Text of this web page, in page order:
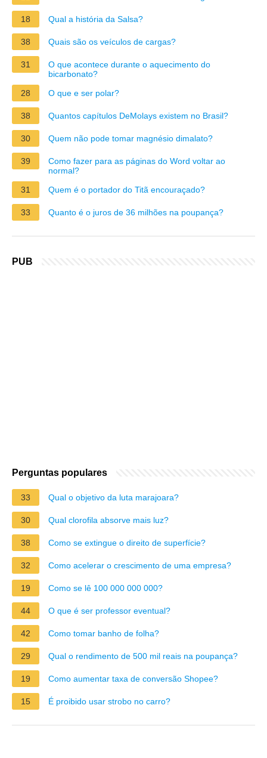
18 Qual a história da Salsa?
38 Quais são os veículos de cargas?
31
O que acontece durante o aquecimento do
bicarbonato?
28
O que e ser polar?
38 Quantos capítulos DeMolays existem no Brasil?
30 Quem não pode tomar magnésio dimalato?
39
Como fazer para as páginas do Word voltar ao
normal?
31
Quem é o portador do Titã encouraçado?
33 Quanto é o juros de 36 milhões na poupança?
PUB
Perguntas populares
33 Qual o objetivo da luta marajoara?
30 Qual clorofila absorve mais luz?
38 Como se extingue o direito de superfície?
32 Como acelerar o crescimento de uma empresa?
19 Como se lê 100 000 000 000?
44 O que é ser professor eventual?
42 Como tomar banho de folha?
29 Qual o rendimento de 500 mil reais na poupança?
19 Como aumentar taxa de conversão Shopee?
15 É proibido usar strobo no carro?